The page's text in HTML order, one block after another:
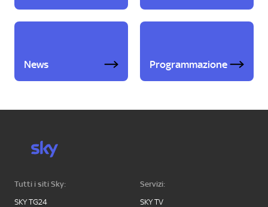
News Programmazione
Tutti i siti Sky:
SKY TG24
Servizi:
SKY TV